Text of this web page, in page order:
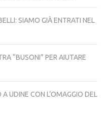
SIAMO GIÀ ENTRATI NEL
“BUSONI” PER AIUTARE
UDINE CON L’OMAGGIO DEL